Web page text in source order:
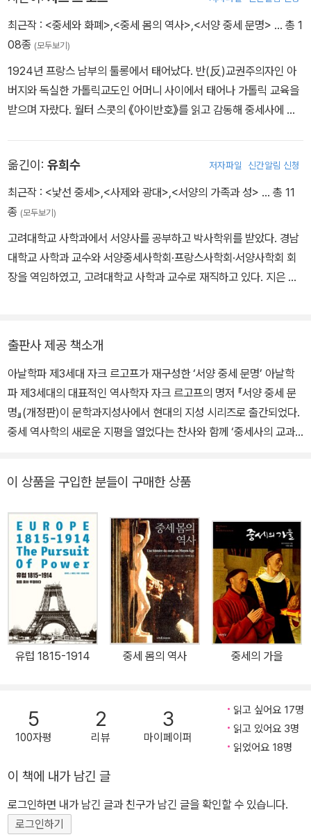
세계 한가운데 존재했고, 또 우리가 후에 살피게 될 배척의 대상이 되
었기 때문이다. 여기서 우리는 그 공간적 지평의 범위 내에서 중세 기
독교 세계를 규정하고자 할 따름이다. 기독교 세계는 기독교의 두 방
향, 즉 한편으로는 구약성서에서 유래한 선민의 전유물로서의 폐쇄
종교와, 다른 한편으로는 복음서에서 찾아볼 수 있는 보편적 소명에
충실한 개방 종교의 두 방향 중에서 배타주의에 매몰되었다. (제6장
최근작 : <중세와 화폐> <중세 몸의 역사> <서양 중세 문명> … 총 1
08종 (모두보기)
1924년 프랑스 남부의 툴롱에서 태어났다. 반(反)교권주의자인 아
버지와 독실한 가톨릭교도인 어머니 사이에서 태어나 가톨릭 교육을
받으며 자랐다. 월터 스콧의 《아이반호》를 읽고 감동해 중세사에 관
변하지 않았다. 아미앵의 고등학교에서 잠시 교편을 잡았으며 파리
대학, 프라하 대학, 옥스퍼드 대학, 로마 대학에서 수학했다. 프랑스의
새로운 역사학을 대표하는 심성사 연구의 대가로 사회과학고등연구
의 탄생》 《돈과 구원》 《성왕 루이》 《또 다른 중세를 위하여》 《중세의
영웅들과 경이들》 등이 있다.
옮긴이: 유희수 저자파일 신간알림 신청
최근작 : <낯선 중세> <사제와 광대> <서양의 가족과 성> … 총 11
종 (모두보기)
고려대학교 사학과에서 서양사를 공부하고 박사학위를 받았다. 경남
대학교 사학과 교수와 서양중세사학회·프랑스사학회·서양사학회 회
장을 역임하였고, 고려대학교 사학과 교수로 재직하고 있다. 지은 책
탄 기사』 『중세의 소외집단』(공역) 『기억의 장소』(공역)가 있다.
출판사 제공 책소개
아날학파 제3세대 자크 르고프가 재구성한 ‘서양 중세 문명’ 아날학
파 제3세대의 대표적인 역사학자 자크 르고프의 명저 『서양 중세 문
명』(개정판)이 문학과지성사에서 현대의 지성 시리즈로 출간되었다.
중세 역사학의 새로운 지평을 열었다는 찬사와 함께 ‘중세사의 교과
왔으며 이번에 새롭게 개정되어 독자들에게 선보이게 되었다. 이 책
에서 저자 르고프는 중세인의 삶의 실제가 무엇인지, 그러한 삶을 지
탱하면서 제약하는 장기 지속적 구조란 무엇인가를 육체와 영혼, 물
질과 정신, 현실과 상상, 지상과 천상을 넓게 관련지으면서 중세인의
삶의 실제와 구조를 총체적으로 복원해낸다. 이를 위해 역사적 ‘사
실’의 범위를 상상 세계로까지 확대하고 문학·이미지·구전·꿈까지도
구체적 사료로 이용한다. 이는 역사를 “물질적인 동시에 정신적인 역
사, 엘리트들만이 아니라 남녀 대중의 심리적 반응과 행동(망탈리테)
까지 포괄하는” 것으로 보는 심성사(心性史) 세대이자 역사인류학
세대라 일컬어지는 아날학파 제3세대 역사학의 정수를 보여주는 것
를 생동감 있게 복원하고 있는 이 책은, 역사학 서술의 본류에 충실하
면서도 문학적 아름다움을 놓치지 않는다는 점이 큰 미덕이다. 따라
서 결코 만만치 않은 분량과 주제임에도 불구하고 전혀 지루할 틈을
는 움직임과 변화다” 중세 역사를 단절된 역사, 즉 ‘암흑기’로 보던 과
거와 달리 중세를 ‘장기 지속’의 개념으로 파악한 프랑스 아날학파의
중세사 연구에 힘입어, 오늘날 중세를 암흑시대로만 여기는 편향된
이 상품을 구입한 분들이 구매한 상품
유럽 1815-1914 중세 몸의 역사 중세의 가을
5
100자평
2
리뷰
3
마이페이퍼
읽고 싶어요 17명
읽고 있어요 3명
읽었어요 18명
이 책에 내가 남긴 글
로그인하면 내가 남긴 글과 친구가 남긴 글을 확인할 수 있습니다.
로그인하기